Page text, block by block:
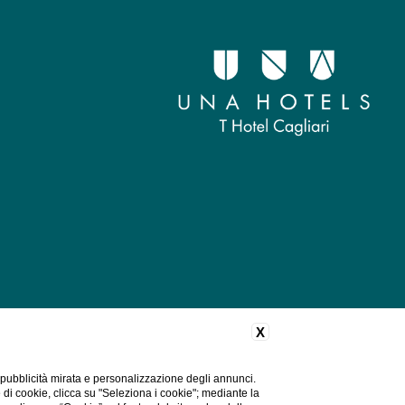
X
mirata e personalizzazione degli annunci.
cookie, clicca su "Seleziona i cookie"; mediante la